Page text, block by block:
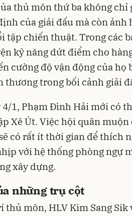
thủ môn thứ ba không chỉ
của giải đấu mà còn ảnh
tập chiến thuật. Trong các
kỹ năng dứt điểm cho
cường độ vận động của họ
thương trong bối cảnh giải
4/1, Phạm Đình Hải mới có
Xê Út. Việc hội quân
có rất ít thời gian để thích
với hệ thống phòng ngự
xây dựng.
những trụ cột
thủ môn, HLV Kim Sang Sik